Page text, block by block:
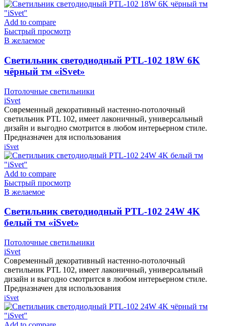
Add to compare
Быстрый просмотр
В желаемое
Cветильник светодиодный PTL-102 18W 6K
чёрный тм «iSvet»
Потолочные светильники
iSvet
Современный декоративный настенно-потолочный
светильник PTL 102, имеет лаконичный, универсальный
дизайн и выгодно смотрится в любом интерьерном стиле.
Предназначен для использования
iSvet
Add to compare
Быстрый просмотр
В желаемое
Cветильник светодиодный PTL-102 24W 4K
белый тм «iSvet»
Потолочные светильники
iSvet
Современный декоративный настенно-потолочный
светильник PTL 102, имеет лаконичный, универсальный
дизайн и выгодно смотрится в любом интерьерном стиле.
Предназначен для использования
iSvet